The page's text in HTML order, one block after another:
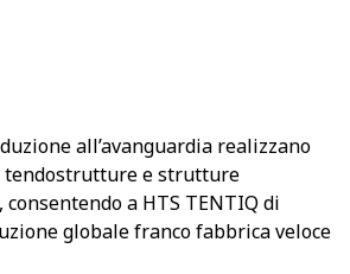
all’avanguardia realizzano
tendostrutture e strutture
a HTS TENTIQ di
globale franco fabbrica veloce